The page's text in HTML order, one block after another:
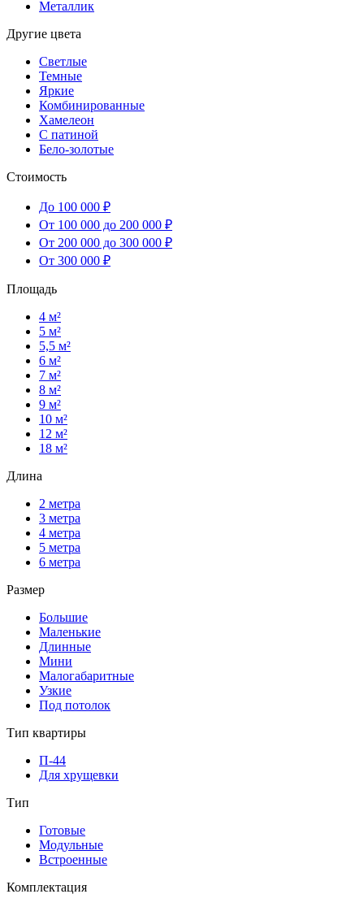
Металлик
Другие цвета
Светлые
Темные
Яркие
Комбинированные
Хамелеон
С патиной
Бело-золотые
Стоимость
До 100 000 ₽
От 100 000 до 200 000 ₽
От 200 000 до 300 000 ₽
От 300 000 ₽
Площадь
4 м²
5 м²
5,5 м²
6 м²
7 м²
8 м²
9 м²
10 м²
12 м²
18 м²
Длина
2 метра
3 метра
4 метра
5 метра
6 метра
Размер
Большие
Маленькие
Длинные
Мини
Малогабаритные
Узкие
Под потолок
Тип квартиры
П-44
Для хрущевки
Тип
Готовые
Модульные
Встроенные
Комплектация